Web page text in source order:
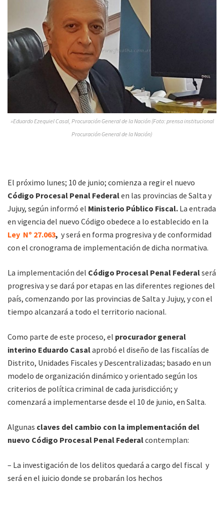
»Eduardo Ezequiel Casal, Procuración General de la Nación (Foto: prensa institucional
Procuración General de la Nación)
El próximo lunes; 10 de junio; comienza a regir el nuevo
Código Procesal Penal Federalen las provincias de Salta y
Jujuy, según informó el Ministerio Público Fiscal. La entrada
en vigencia del nuevo Código obedece a lo establecido en la
Ley Nº 27.063, y será en forma progresiva y de conformidad
con el cronograma de implementación de dicha normativa.
La implementación del Código Procesal Penal Federalserá
progresiva y se dará por etapas en las diferentes regiones del
país, comenzando por las provincias de Salta y Jujuy, y con el
tiempo alcanzará a todo el territorio nacional.
Como parte de este proceso, el procurador general
interino Eduardo Casalaprobó el diseño de las fiscalías de
Distrito, Unidades Fiscales y Descentralizadas; basado en un
modelo de organización dinámico y orientado según los
criterios de política criminal de cada jurisdicción; y
comenzará a implementarse desde el 10 de junio, en Salta.
Algunas claves del cambio con la implementación del
nuevo Código Procesal Penal Federalcontemplan:
– La investigación de los delitos quedará a cargo del fiscal y
será en el juicio donde se probarán los hechos